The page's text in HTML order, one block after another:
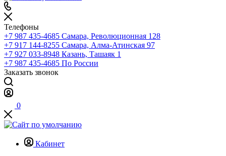
Телефоны
+7 987 435-4685 Самара, Революционная 128
+7 917 144-8255 Самара, Алма-Атинская 97
+7 927 033-8948 Казань, Ташаяк 1
+7 987 435-4685 По России
Заказать звонок
0
Кабинет